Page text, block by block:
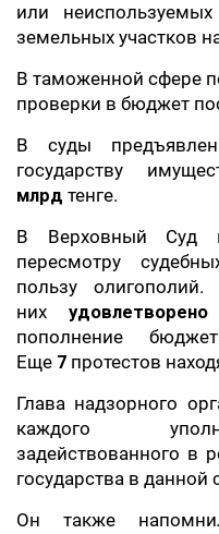
или
земельных участков
В таможенной сфере
проверки в бюджет
В суды
государству
млрд тенге.
В Верховный Суд
пересмотру
пользу
них удовлетворено
пополнение
Еще 7 протестов
Глава надзорного
каждого
задействованного в
государства в данной
Он также